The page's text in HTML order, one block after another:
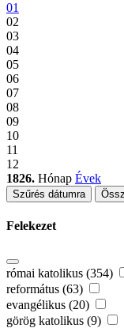
01
02
03
04
05
06
07
08
09
10
11
12
1826. Hónap Évek
Szűrés dátumra
Felekezet
római katolikus (354)
református (63)
evangélikus (20)
görög katolikus (9)